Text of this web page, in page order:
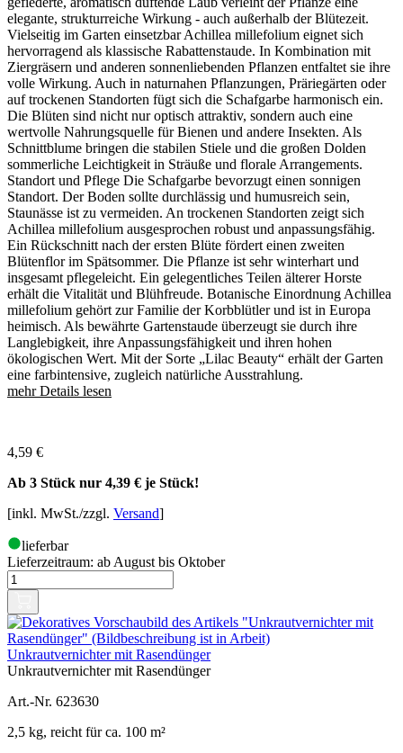
elegante, strukturreiche Wirkung - auch außerhalb der Blütezeit.
Vielseitig im Garten einsetzbar Achillea millefolium eignet sich
hervorragend als klassische Rabattenstaude. In Kombination mit
Ziergräsern und anderen sonnenliebenden Pflanzen entfaltet sie ihre
volle Wirkung. Auch in naturnahen Pflanzungen, Präriegärten oder
auf trockenen Standorten fügt sich die Schafgarbe harmonisch ein.
Die Blüten sind nicht nur optisch attraktiv, sondern auch eine
wertvolle Nahrungsquelle für Bienen und andere Insekten. Als
Schnittblume bringen die stabilen Stiele und die großen Dolden
sommerliche Leichtigkeit in Sträuße und florale Arrangements.
Standort und Pflege Die Schafgarbe bevorzugt einen sonnigen
Standort. Der Boden sollte durchlässig und humusreich sein,
Staunässe ist zu vermeiden. An trockenen Standorten zeigt sich
Achillea millefolium ausgesprochen robust und anpassungsfähig.
Ein Rückschnitt nach der ersten Blüte fördert einen zweiten
Blütenflor im Spätsommer. Die Pflanze ist sehr winterhart und
insgesamt pflegeleicht. Ein gelegentliches Teilen älterer Horste
erhält die Vitalität und Blühfreude. Botanische Einordnung Achillea
millefolium gehört zur Familie der Korbblütler und ist in Europa
heimisch. Als bewährte Gartenstaude überzeugt sie durch ihre
Langlebigkeit, ihre Anpassungsfähigkeit und ihren hohen
ökologischen Wert. Mit der Sorte „Lilac Beauty“ erhält der Garten
eine farbintensive, zugleich natürliche Ausstrahlung.
mehr Details lesen
4,59 €
Ab 3 Stück nur 4,39 € je Stück!
[inkl. MwSt./zzgl. Versand]
lieferbar
Lieferzeitraum: ab August bis Oktober
Unkrautvernichter mit Rasendünger
Unkrautvernichter mit Rasendünger
Art.-Nr. 623630
2,5 kg, reicht für ca. 100 m²